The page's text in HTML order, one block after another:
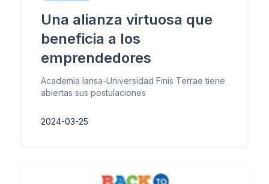
Una alianza virtuosa que
beneficia a los
emprendedores
Academia Iansa-Universidad Finis Terrae tiene
abiertas sus postulaciones
2024-03-25